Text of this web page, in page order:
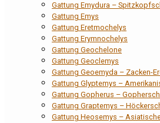
Gattung Emydura –
Gattung Emys
Gattung Eretmochelys
Gattung Erymnochelys
Gattung Geochelone
Gattung Geoclemys
Gattung Geoemyda – Zacken-
Gattung Glyptemys –
Gattung Gopherus –
Gattung Graptemys –
Gattung Heosemys –